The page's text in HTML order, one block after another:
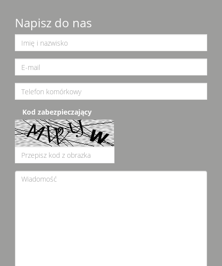
Napisz do nas
Kod zabezpieczający